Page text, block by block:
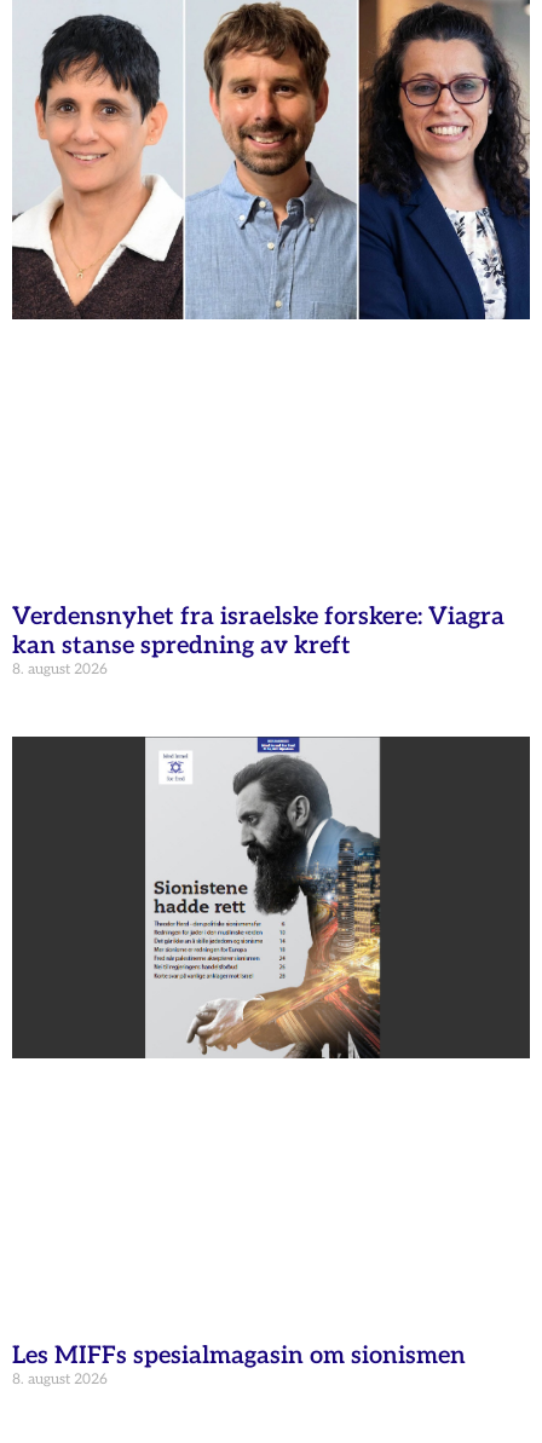
Verdensnyhet fra israelske forskere: Viagra
kan stanse spredning av kreft
8. august 2026
Les MIFFs spesialmagasin om sionismen
8. august 2026